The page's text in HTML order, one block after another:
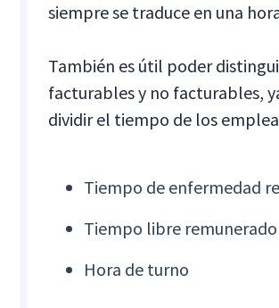
siempre se traduce en una
También es útil poder
facturables y no facturables,
dividir el tiempo de los
Tiempo de enfermedad
Tiempo libre remunerado
Hora de turno